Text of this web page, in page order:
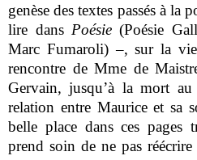
genèse des textes passés à la
lire dans Poésie(Poésie
Marc Fumaroli) –, sur la
rencontre de Mme de
Gervain, jusqu’à la mort
relation entre Maurice et sa
belle place dans ces pages
prend soin de ne pas